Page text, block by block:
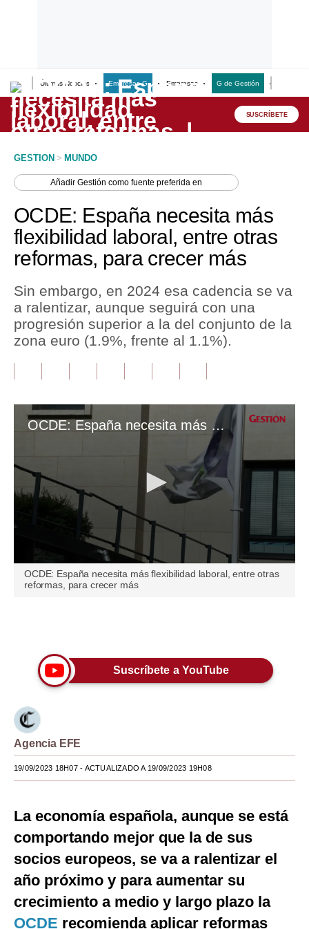
Últimas Noticias Empresas G Empresas G de Gestión
Lo último
Peru Quiosco
Economía
Mercados
Política
Tu Dinero
Finanzas Personales
Plus G
Editorial
Pregunta de hoy
Blogs
Lujo
Estilos
EEUU
México
Tecnología
Club del Suscriptor
Mix
G de Gestión
SUSCRÍBETE
GESTION > MUNDO
AñadirGestión como fuente preferida en
OCDE: España necesita más
flexibilidad laboral, entre otras
reformas, para crecer más
Sin embargo, en 2024 esa cadencia se va
a ralentizar, aunque seguirá con una
progresión superior a la del conjunto de la
zona euro (1.9%, frente al 1.1%).
OCDE: España necesita más flexibilidad laboral, entre otras reformas, para crecer más
seconds
OCDE: España necesita más flexibilidad laboral, entre otras
reformas, para crecer más
Suscríbete a YouTube
Agencia EFE
19/09/2023 18H07- ACTUALIZADO A 19/09/2023 19H08
La economía española, aunque se está
comportando mejor que la de sus
socios europeos, se va a ralentizar el
año próximo y para aumentar su
crecimiento a medio y largo plazo la
OCDE recomienda aplicar reformas